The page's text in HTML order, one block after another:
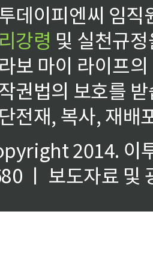
데이피엔씨 임
강령 및 실천규
보 마이 라이프
권법의 보호를
전재, 복사, 재배
2014. 이
ㅣ 보도자료